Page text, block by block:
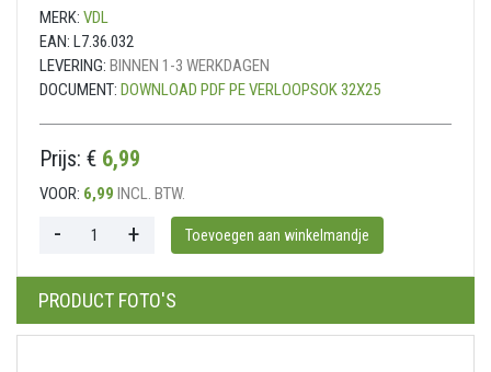
MERK: VDL
EAN: L7.36.032
LEVERING: BINNEN 1-3 WERKDAGEN
DOCUMENT: DOWNLOAD PDF PE VERLOOPSOK 32X25
Prijs: € 6,99
VOOR: 6,99 INCL. BTW.
PRODUCT FOTO'S